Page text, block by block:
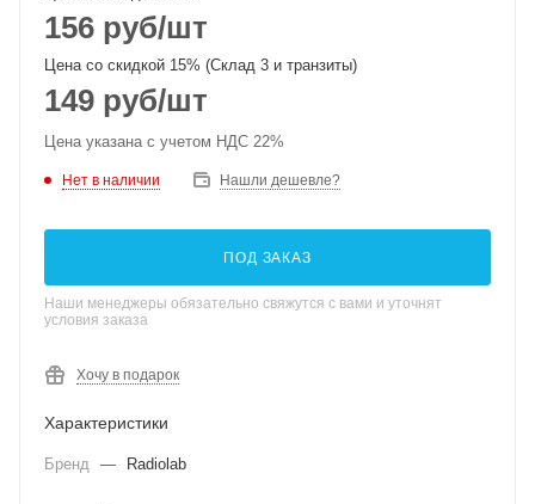
156 руб/шт
Цена со скидкой 15% (Склад 3 и транзиты)
149 руб/шт
Цена указана с учетом НДС 22%
Нет в наличии Нашли дешевле?
ПОД ЗАКАЗ
Наши менеджеры обязательно свяжутся с вами и уточнят
условия заказа
Хочу в подарок
Характеристики
Бренд — Radiolab